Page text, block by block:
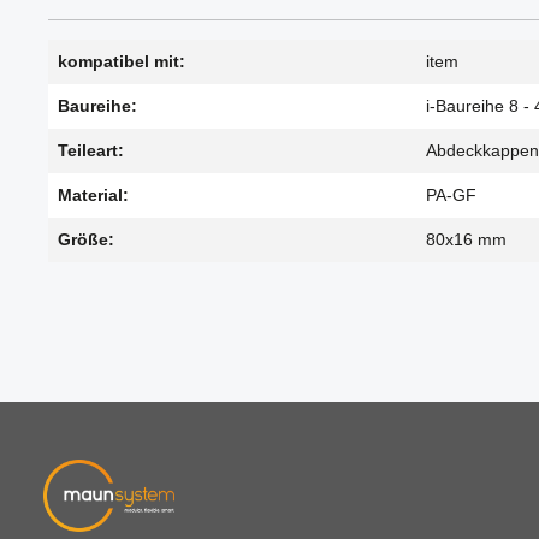
kompatibel mit: item
Baureihe: i-Baureihe 8 -
Teileart: Abdeckkappen
Material: PA-GF
Größe: 80x16 mm